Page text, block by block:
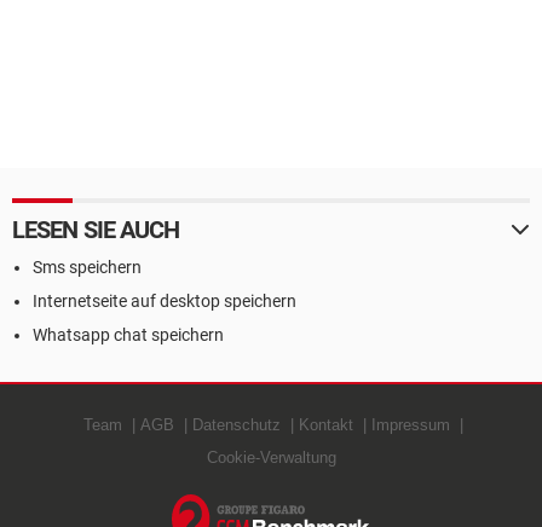
LESEN SIE AUCH
Sms speichern
Internetseite auf desktop speichern
Whatsapp chat speichern
Team AGB Datenschutz Kontakt
Impressum
Cookie-Verwaltung